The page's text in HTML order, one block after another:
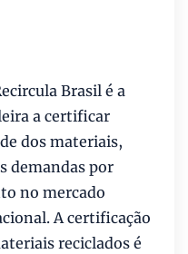
Brasil é a
a certificar
dos materiais,
demandas por
no mercado
A certificação
reciclados é